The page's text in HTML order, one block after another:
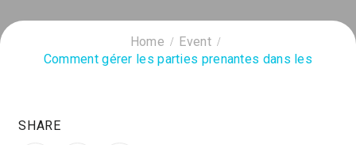
Home
Event
Comment gérer les parties prenantes dans les
SHARE